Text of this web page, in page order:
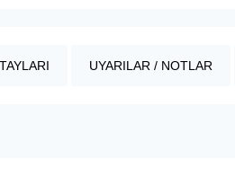
UYARILAR / NOTLAR